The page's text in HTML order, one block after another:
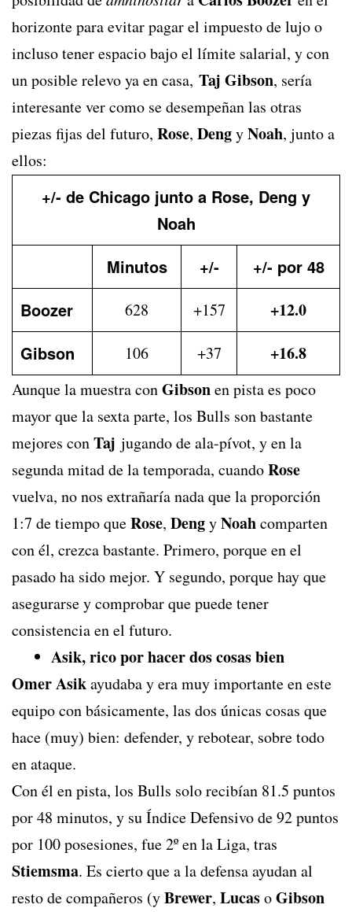
horizonte para evitar pagar el impuesto de lujo o
incluso tener espacio bajo el límite salarial, y con
un posible relevo ya en casa, Taj Gibson, sería
interesante ver como se desempeñan las otras
piezas fijas del futuro, Rose, DengyNoah, junto a
ellos:
+/- de Chicago junto a Rose, Deng y
Noah
Minutos
+/-
+/- por 48
Boozer
628 +157
+12.0
Gibson
106 +37 +16.8
Aunque la muestra conGibsonen pista es poco
mayor que la sexta parte, los Bulls son bastante
mejores conTaj jugando de ala-pívot, y en la
segunda mitad de la temporada, cuandoRose
vuelva, no nos extrañaría nada que la proporción
1:7 de tiempo queRose, DengyNoahcomparten
con él, crezca bastante. Primero, porque en el
pasado ha sido mejor. Y segundo, porque hay que
asegurarse y comprobar que puede tener
consistencia en el futuro.
Asik, rico por hacer dos cosas bien
Omer Asikayudaba y era muy importante en este
equipo con básicamente, las dos únicas cosas que
hace (muy) bien: defender, y rebotear, sobre todo
en ataque.
Con él en pista, los Bulls solo recibían 81.5 puntos
por 48 minutos, y su Índice Defensivo de 92 puntos
por 100 posesiones, fue 2º en la Liga, tras
Stiemsma. Es cierto que a la defensa ayudan al
resto de compañeros (yBrewer, LucasoGibson